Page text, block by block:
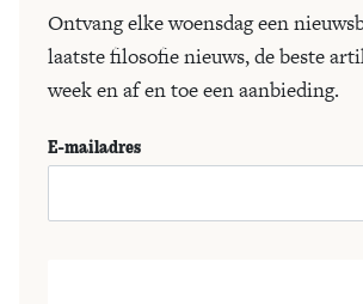
Ontvang elke woensdag een
laatste filosofie nieuws, de beste
week en af en toe een aanbieding.
E-mailadres